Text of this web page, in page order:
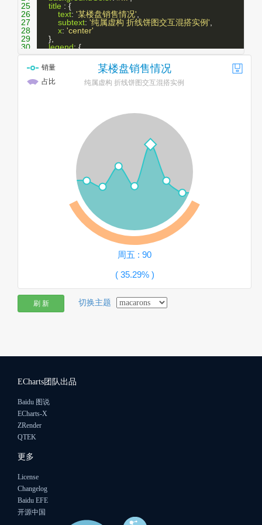
25
title : {
26
text: '某楼盘销售情况'
27
subtext: '纯属虚构 折线饼图交互混搭实例'
28
x: 'center'
29
    },
30
legend: {
31
data:['销量', '占比'],
33
'vertical',
34
selectedMode: false
35
    },
function(params
params.seriesName == '占比'
刷 新 切换主题
ECharts团队出品
Baidu 图说
ECharts-X
ZRender
QTEK
更多
License
Changelog
Baidu EFE
开源中国